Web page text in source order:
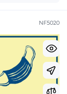
NF5020